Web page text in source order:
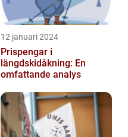
12 januari 2024
Prispengar i
längdskidåkning: En
omfattande analys